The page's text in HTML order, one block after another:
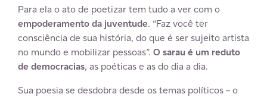
Para ela o ato de poetizar tem tudo a ver com o
empoderamento da juventude. “Faz você ter
consciência de sua história, do que é ser sujeito artista
no mundo e mobilizar pessoas”. O sarau é um reduto
de democracias, as poéticas e as do dia a dia.
Sua poesia se desdobra desde os temas políticos – o